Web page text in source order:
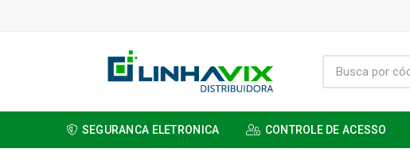
SEGURANCA ELETRONICA CONTROLE DE ACESSO